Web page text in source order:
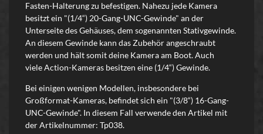
Fasten-Halterung zu befestigen. Nahezu jede Kamera
besitzt ein "(1/4“) 20-Gang-UNC-Gewinde" an der
Unterseite des Gehäuses, dem sogenannten Stativgewinde.
An diesem Gewinde kann das Zubehör angeschraubt
werden und hält somit deine Kamera am Boot. Auch
viele Action-Kameras besitzen eine (1/4“) Gewinde.
Bei einigen wenigen Modellen, insbesondere bei
Großformat-Kameras, befindet sich ein "(3/8“) 16-Gang-
UNC-Gewinde". In diesem Fall verwende den Artikel mit
der Artikelnummer: Tp038.